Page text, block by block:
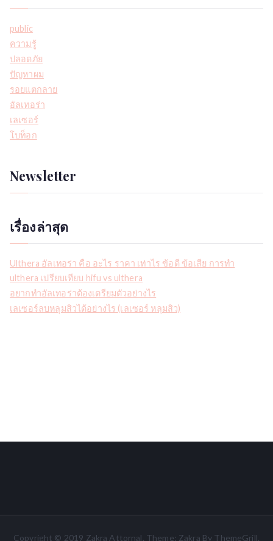
public
ความรู้
ปลอดภัย
ปัญหาผม
รอยแตกลาย
อัลเทอร่า
เลเซอร์
โบท็อก
Newsletter
เรื่องล่าสุด
Ulthera อัลเทอร่า คือ อะไร ราคา เท่าไร ข้อดี ข้อเสีย การทำ
ulthera เปรียบเทียบ hifu vs ulthera
อยากทำอัลเทอร่าต้องเตรียมตัวอย่างไร
เลเซอร์ลบหลุมสิวได้อย่างไร (เลเซอร์ หลุมสิว)
Copyright © 2019 Zakra Attornal. Theme: Zakra By ThemeGrill.